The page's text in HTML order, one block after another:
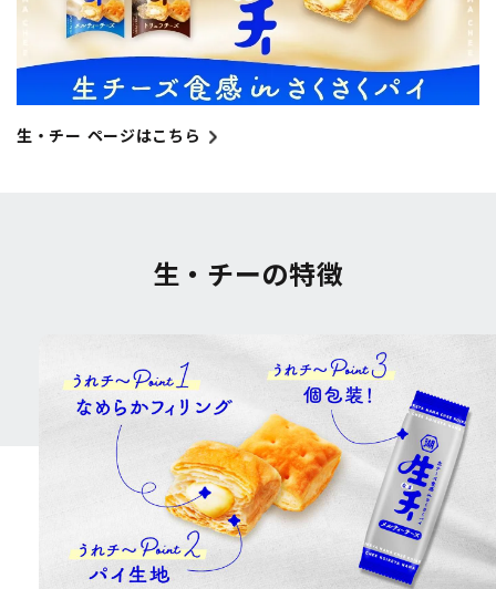
生・チー ページはこちら
生・チーの特徴